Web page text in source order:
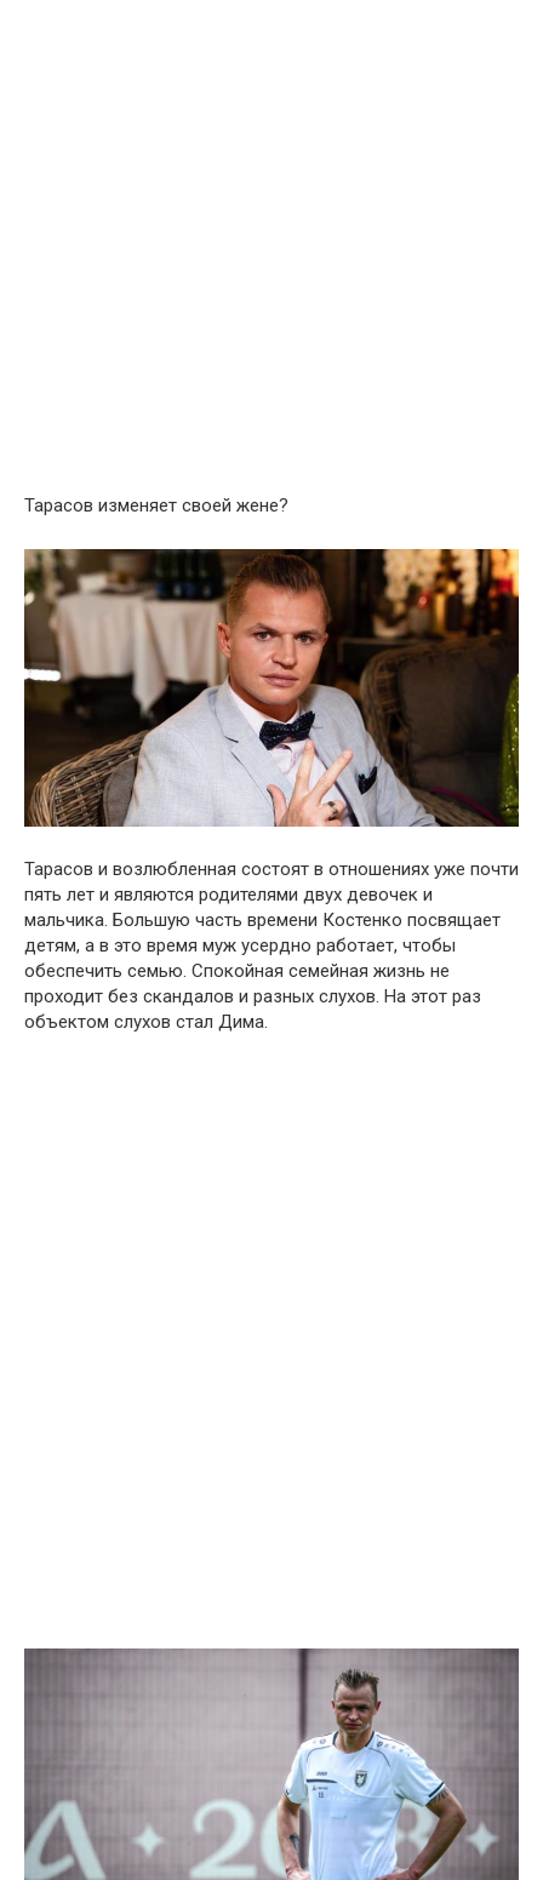
Тарасов изменяет своей жене?
Тарасов и возлюбленная состоят в отношениях уже почти
пять лет и являются родителями двух девочек и
мальчика. Большую часть времени Костенко посвящает
детям, а в это время муж усердно работает, чтобы
обеспечить семью. Спокойная семейная жизнь не
проходит без скандалов и разных слухов. На этот раз
объектом слухов стал Дима.